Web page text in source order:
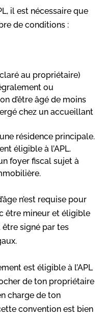
il est nécessaire que
de conditions :
au propriétaire)
ou
d’être âgé de moins
chez un accueillant
résidence principale.
éligible à l’APL.
foyer fiscal sujet à
n’est requise pour
être mineur et éligible
signé par tes
est éligible à l’APL
de ton propriétaire
charge de ton
convention est bien